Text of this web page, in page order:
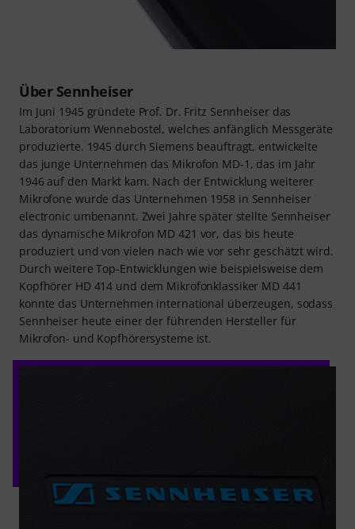
Über Sennheiser
Im Juni 1945 gründete Prof. Dr. Fritz Sennheiser das
Laboratorium Wennebostel, welches anfänglich Messgeräte
produzierte. 1945 durch Siemens beauftragt, entwickelte
das junge Unternehmen das Mikrofon MD-1, das im Jahr
1946 auf den Markt kam. Nach der Entwicklung weiterer
Mikrofone wurde das Unternehmen 1958 in Sennheiser
electronic umbenannt. Zwei Jahre später stellte Sennheiser
das dynamische Mikrofon MD 421 vor, das bis heute
produziert und von vielen nach wie vor sehr geschätzt wird.
Durch weitere Top-Entwicklungen wie beispielsweise dem
Kopfhörer HD 414 und dem Mikrofonklassiker MD 441
konnte das Unternehmen international überzeugen, sodass
Sennheiser heute einer der führenden Hersteller für
Mikrofon- und Kopfhörersysteme ist.